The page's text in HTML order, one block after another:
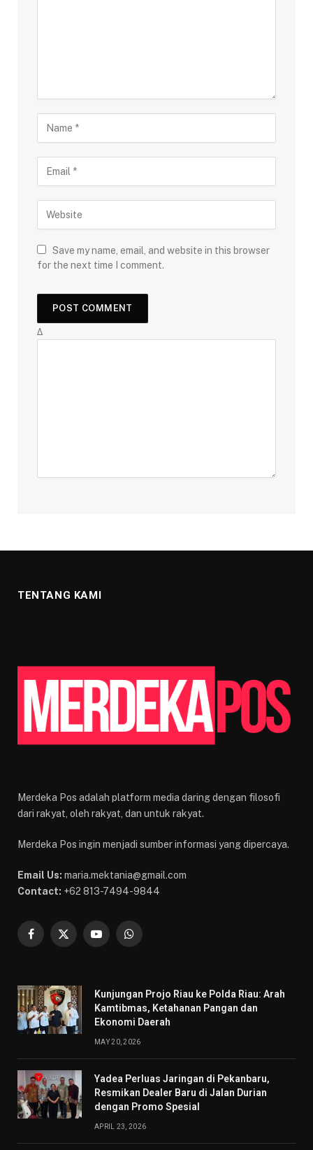
Save my name, email, and website in this browser
for the next time I comment.
Δ
TENTANG KAMI
Merdeka Pos adalah platform media daring dengan filosofi
dari rakyat, oleh rakyat, dan untuk rakyat.
Merdeka Pos ingin menjadi sumber informasi yang dipercaya.
Email Us: maria.mektania@gmail.com
Contact: +62 813-7494-9844
Facebook
X
YouTubeWhatsApp
Kunjungan Projo Riau ke Polda Riau: Arah
Kamtibmas, Ketahanan Pangan dan
Ekonomi Daerah
MAY 20, 2026
Yadea Perluas Jaringan di Pekanbaru,
Resmikan Dealer Baru di Jalan Durian
dengan Promo Spesial
APRIL 23, 2026